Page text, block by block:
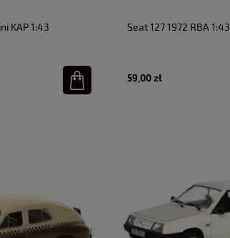
KAP 1:43 Seat 127 1972 RBA 1:43
59,00 zł